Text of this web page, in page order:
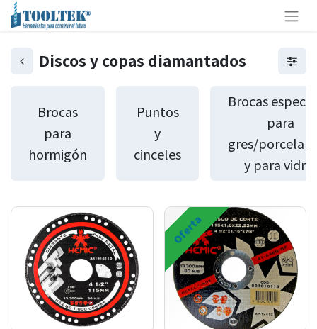
Discos y copas diamantados
Brocas
para
hormigón
Puntos
y
cinceles
Brocas
para
gres/
y para vidrio
Oferta